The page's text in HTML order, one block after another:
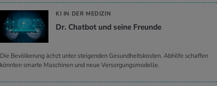
KI IN DER MEDIZIN
Dr. Chat­bot und seine Freun­de
Die Bevölkerung ächzt unter steigenden Gesundheitskosten. Abhilfe schaffen
könnten smarte Maschinen und neue Versorgungsmodelle.